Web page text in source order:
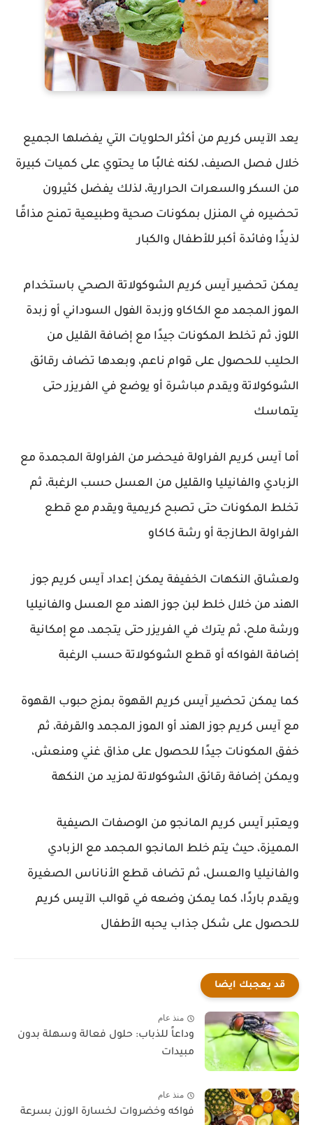
يعد الآيس كريم من أكثر الحلويات التي يفضلها الجميع
خلال فصل الصيف، لكنه غالبًا ما يحتوي على كميات كبيرة
من السكر والسعرات الحرارية، لذلك يفضل كثيرون
تحضيره في المنزل بمكونات صحية وطبيعية تمنح مذاقًا
لذيذًا وفائدة أكبر للأطفال والكبار
يمكن تحضير آيس كريم الشوكولاتة الصحي باستخدام
الموز المجمد مع الكاكاو وزبدة الفول السوداني أو زبدة
اللوز، ثم تخلط المكونات جيدًا مع إضافة القليل من
الحليب للحصول على قوام ناعم، وبعدها تضاف رقائق
الشوكولاتة ويقدم مباشرة أو يوضع في الفريزر حتى
يتماسك
أما آيس كريم الفراولة فيحضر من الفراولة المجمدة مع
الزبادي والفانيليا والقليل من العسل حسب الرغبة، ثم
تخلط المكونات حتى تصبح كريمية ويقدم مع قطع
الفراولة الطازجة أو رشة كاكاو
ولعشاق النكهات الخفيفة يمكن إعداد آيس كريم جوز
الهند من خلال خلط لبن جوز الهند مع العسل والفانيليا
ورشة ملح، ثم يترك في الفريزر حتى يتجمد، مع إمكانية
إضافة الفواكه أو قطع الشوكولاتة حسب الرغبة
كما يمكن تحضير آيس كريم القهوة بمزج حبوب القهوة
مع آيس كريم جوز الهند أو الموز المجمد والقرفة، ثم
خفق المكونات جيدًا للحصول على مذاق غني ومنعش،
ويمكن إضافة رقائق الشوكولاتة لمزيد من النكهة
ويعتبر آيس كريم المانجو من الوصفات الصيفية
المميزة، حيث يتم خلط المانجو المجمد مع الزبادي
والفانيليا والعسل، ثم تضاف قطع الأناناس الصغيرة
ويقدم باردًا، كما يمكن وضعه في قوالب الآيس كريم
للحصول على شكل جذاب يحبه الأطفال
قد يعجبك ايضا
منذ عام
وداعاً للذباب: حلول فعالة وسهلة بدون
مبيدات
منذ عام
فواكه وخضروات لخسارة الوزن بسرعة